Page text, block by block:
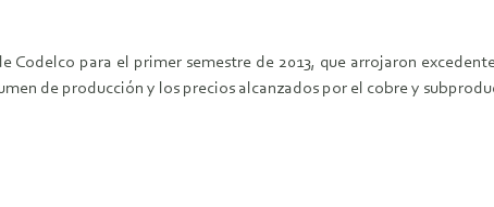
para el primer semestre de 2013, que arrojaron
de producción y los precios alcanzados por el cobre y